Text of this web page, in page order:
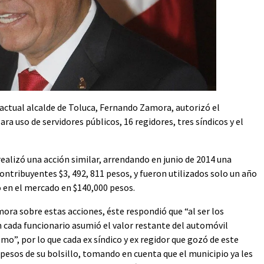
alcalde de Toluca, Fernando Zamora, autorizó el
uso de servidores públicos, 16 regidores, tres síndicos y el
una acción similar, arrendando en junio de 2014 una
$3, 492, 811 pesos, y fueron utilizados solo un año
el mercado en $140,000 pesos.
sobre estas acciones, éste respondió que “al ser los
funcionario asumió el valor restante del automóvil
por lo que cada ex síndico y ex regidor que gozó de este
de su bolsillo, tomando en cuenta que el municipio ya les